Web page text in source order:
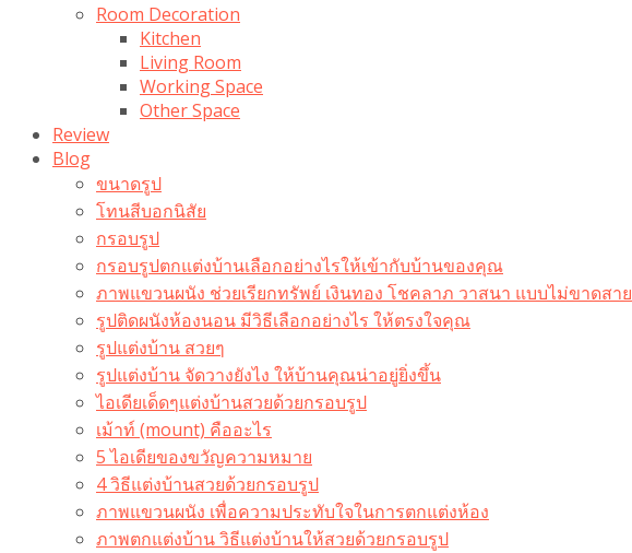
Room Decoration
Kitchen
Living Room
Working Space
Other Space
Review
Blog
ขนาดรูป
โทนสีบอกนิสัย
กรอบรูป
กรอบรูปตกแต่งบ้านเลือกอย่างไรให้เข้ากับบ้านของคุณ
ภาพแขวนผนัง ช่วยเรียกทรัพย์ เงินทอง โชคลาภ วาสนา แบบไม่ขาดสาย
รูปติดผนังห้องนอน มีวิธีเลือกอย่างไร ให้ตรงใจคุณ
รูปแต่งบ้าน สวยๆ
รูปแต่งบ้าน จัดวางยังไง ให้บ้านคุณน่าอยู่ยิ่งขึ้น
ไอเดียเด็ดๆแต่งบ้านสวยด้วยกรอบรูป
เม้าท์ (mount) คืออะไร​
5 ไอเดียของขวัญความหมาย
4 วิธีแต่งบ้านสวยด้วยกรอบรูป
ภาพแขวนผนัง เพื่อความประทับใจในการตกแต่งห้อง
ภาพตกแต่งบ้าน วิธีแต่งบ้านให้สวยด้วยกรอบรูป